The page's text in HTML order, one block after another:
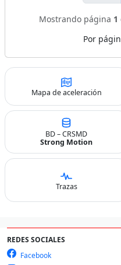
Mostrando página 1
Por
Mapa de aceleración
BD – CRSMD
Strong Motion
Trazas
REDES SOCIALES
Facebook